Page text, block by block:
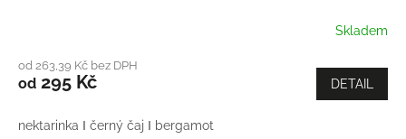
Skladem
od 263,39 Kč bez DPH
od 295 Kč DETAIL
nektarinka Ι černý čaj Ι bergamot